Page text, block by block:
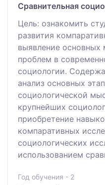
Сравнительная
Цель: ознакомить
развития
выявление основных
проблем в
социологии.
анализ основных
социологической
крупнейших
приобретение
компаративных
социологических
использованием
Год обучения - 2